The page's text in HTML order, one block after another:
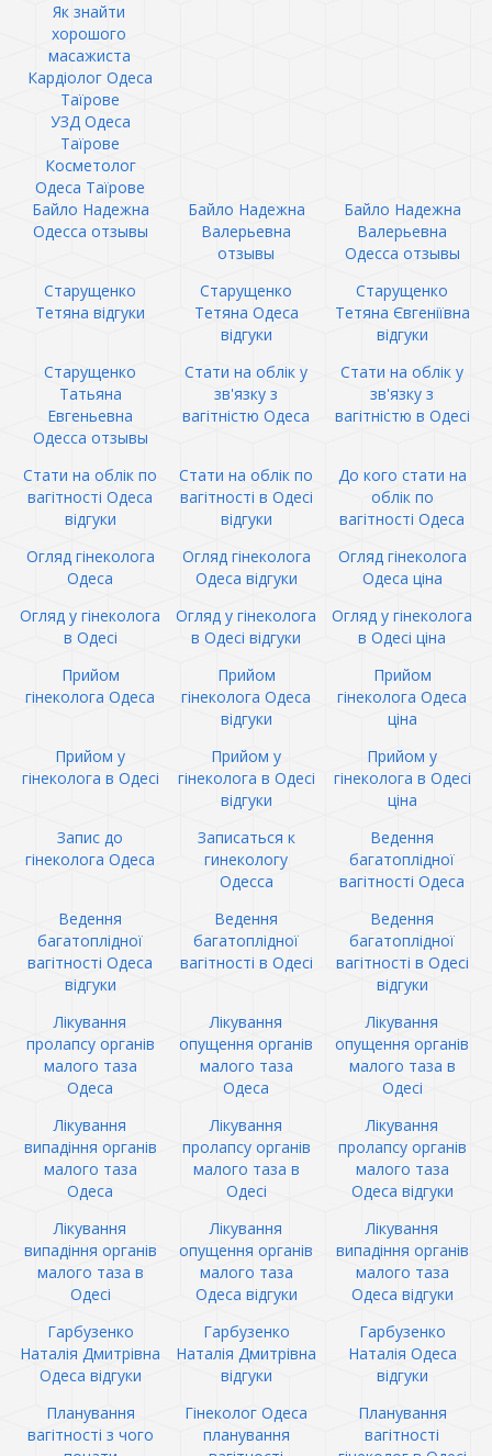
Як знайти
хорошого
масажиста
Кардіолог Одеса
Таїрове
УЗД Одеса
Таїрове
Косметолог
Одеса Таїрове
Байло Надежна
Одесса отзывы
Байло Надежна
Валерьевна
отзывы
Байло Надежна
Валерьевна
Одесса отзывы
Старущенко
Тетяна відгуки
Старущенко
Тетяна Одеса
відгуки
Старущенко
Тетяна Євгеніївна
відгуки
Старущенко
Татьяна
Евгеньевна
Одесса отзывы
Стати на облік у
зв'язку з
вагітністю Одеса
Стати на облік у
зв'язку з
вагітністю в Одесі
Стати на облік по
вагітності Одеса
відгуки
Стати на облік по
вагітності в Одесі
відгуки
До кого стати на
облік по
вагітності Одеса
Огляд гінеколога
Одеса
Огляд гінеколога
Одеса відгуки
Огляд гінеколога
Одеса ціна
Огляд у гінеколога
в Одесі
Огляд у гінеколога
в Одесі відгуки
Огляд у гінеколога
в Одесі ціна
Прийом
гінеколога Одеса
Прийом
гінеколога Одеса
відгуки
Прийом
гінеколога Одеса
ціна
Прийом у
гінеколога в Одесі
Прийом у
гінеколога в Одесі
відгуки
Прийом у
гінеколога в Одесі
ціна
Запис до
гінеколога Одеса
Записаться к
гинекологу
Одесса
Ведення
багатоплідної
вагітності Одеса
Ведення
багатоплідної
вагітності Одеса
відгуки
Ведення
багатоплідної
вагітності в Одесі
Ведення
багатоплідної
вагітності в Одесі
відгуки
Лікування
пролапсу органів
малого таза
Одеса
Лікування
опущення органів
малого таза
Одеса
Лікування
опущення органів
малого таза в
Одесі
Лікування
випадіння органів
малого таза
Одеса
Лікування
пролапсу органів
малого таза в
Одесі
Лікування
пролапсу органів
малого таза
Одеса відгуки
Лікування
випадіння органів
малого таза в
Одесі
Лікування
опущення органів
малого таза
Одеса відгуки
Лікування
випадіння органів
малого таза
Одеса відгуки
Гарбузенко
Наталія Дмитрівна
Одеса відгуки
Гарбузенко
Наталія Дмитрівна
відгуки
Гарбузенко
Наталія Одеса
відгуки
Планування
вагітності з чого
Гінеколог Одеса
планування
Планування
вагітності